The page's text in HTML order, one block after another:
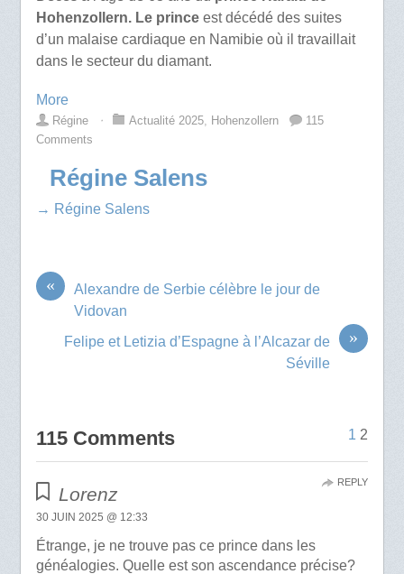
Hohenzollern. Le princeest décédé des suites
d’un malaise cardiaque en Namibie où il travaillait
dans le secteur du diamant.
More
Régine ⋅ Actualité 2025, Hohenzollern
115
Comments
Régine Salens
→ Régine Salens
«
Alexandre de Serbie célèbre le jour de
Vidovan
»
Felipe et Letizia d’Espagne à l’Alcazar de
Séville
115 Comments 1 2
Lorenz
30 JUIN 2025 @ 12:33
Étrange, je ne trouve pas ce prince dans les
généalogies. Quelle est son ascendance précise?
REPLY